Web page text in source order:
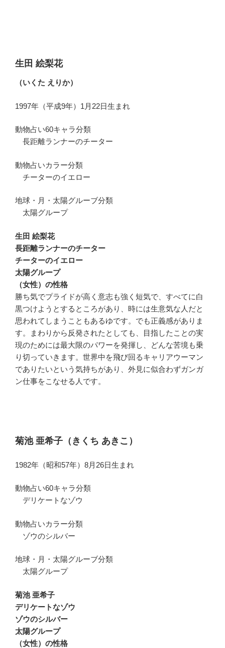
生田 絵梨花
（いくた えりか）
1997年（平成9年）1月22日生まれ
動物占い60キャラ分類
長距離ランナーのチーター
動物占いカラー分類
チーターのイエロー
地球・月・太陽グルーブ分類
太陽グループ
生田 絵梨花
長距離ランナーのチーター
チーターのイエロー
太陽グループ
（女性）の性格
勝ち気でプライドが高く意志も強く短気で、すべてに白
黒つけようとするところがあり、時には生意気な人だと
思われてしまうこともあるゆです。でも正義感がありま
す。まわりから反発されたとしても、目指したことの実
現のためには最大限のパワーを発揮し、どんな苦境も乗
り切っていきます。世界中を飛び回るキャリアウーマン
でありたいという気持ちがあり、外見に似合わずガンガ
ン仕事をこなせる人です。
菊池 亜希子（きくち あきこ）
1982年（昭和57年）8月26日生まれ
動物占い60キャラ分類
デリケートなゾウ
動物占いカラー分類
ゾウのシルバー
地球・月・太陽グルーブ分類
太陽グループ
菊池 亜希子
デリケートなゾウ
ゾウのシルバー
太陽グループ
（女性）の性格